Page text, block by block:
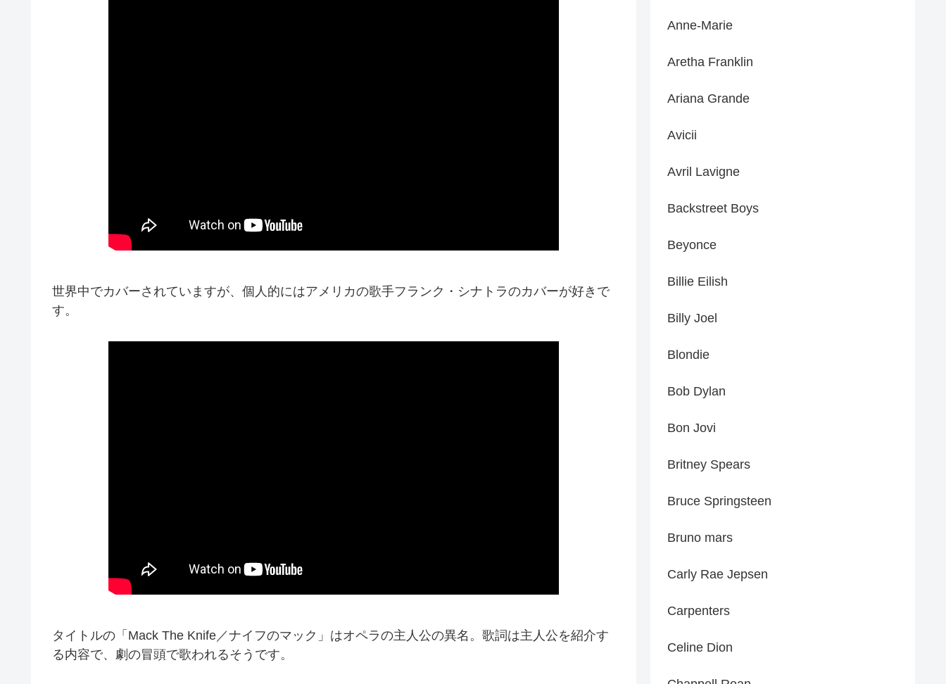
世界中でカバーされていますが、個人的にはアメリカの歌手フランク・シナトラのカバーが好きで
す。
タイトルの「Mack The Knife／ナイフのマック」はオペラの主人公の異名。歌詞は主人公を紹介す
る内容で、劇の冒頭で歌われるそうです。
Anne-Marie
Aretha Franklin
Ariana Grande
Avicii
Avril Lavigne
Backstreet Boys
Beyonce
Billie Eilish
Billy Joel
Blondie
Bob Dylan
Bon Jovi
Britney Spears
Bruce Springsteen
Bruno mars
Carly Rae Jepsen
Carpenters
Celine Dion